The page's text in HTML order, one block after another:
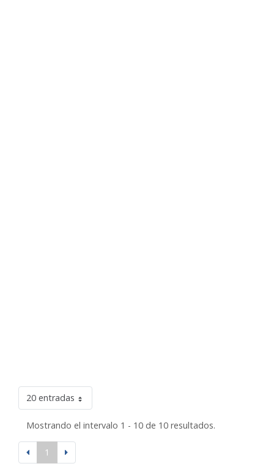
20 entradas
Mostrando el intervalo 1 - 10 de 10 resultados.
1